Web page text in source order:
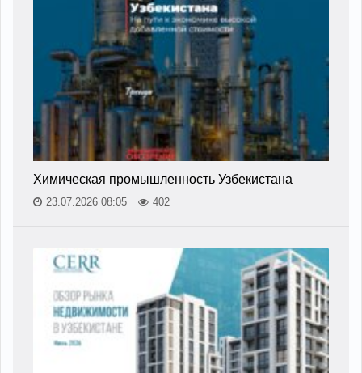
Химическая промышленность Узбекистана
23.07.2026 08:05 402